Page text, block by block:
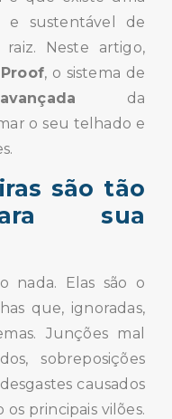
e sustentável de
Neste artigo,
, o sistema de
da
o seu telhado e
são tão
sua
nada. Elas são o
que, ignoradas,
Junções mal
sobreposições
causados
principais vilões.